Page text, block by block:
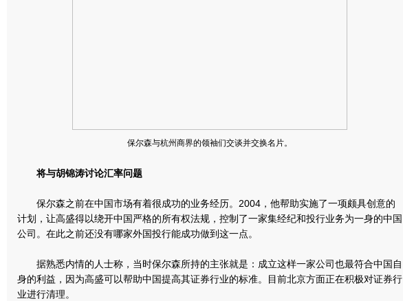
保尔森与杭州商界的领袖们交谈并交换名片。
将与胡锦涛讨论汇率问题
保尔森之前在中国市场有着很成功的业务经历。2004，他帮助实施了一项颇具创意的
计划，让高盛得以绕开中国严格的所有权法规，控制了一家集经纪和投行业务为一身的中国
公司。在此之前还没有哪家外国投行能成功做到这一点。
据熟悉内情的人士称，当时保尔森所持的主张就是：成立这样一家公司也最符合中国自
身的利益，因为高盛可以帮助中国提高其证券行业的标准。目前北京方面正在积极对证券行
业进行清理。